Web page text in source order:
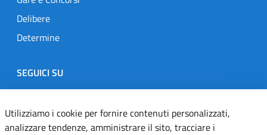
Delibere
Determine
SEGUICI SU
Designers Italia
TwitterInstagramYoutubeLinkedin
Utilizziamo i cookie per fornire contenuti personalizzati,
analizzare tendenze, amministrare il sito, tracciare i